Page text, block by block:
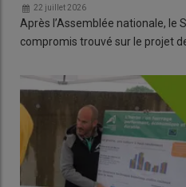
22 juillet 2026
Après l’Assemblée nationale, le
compromis trouvé sur le projet de